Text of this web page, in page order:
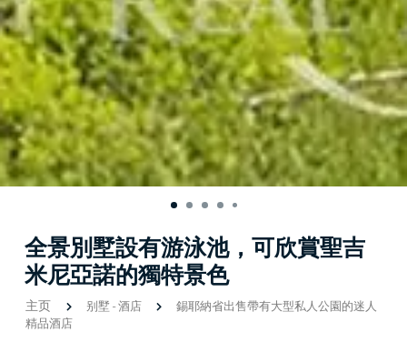
全景別墅設有游泳池，可欣賞聖吉
米尼亞諾的獨特景色
主页 别墅-酒店
錫耶納省出售帶有大型私人公園的迷人
精品酒店